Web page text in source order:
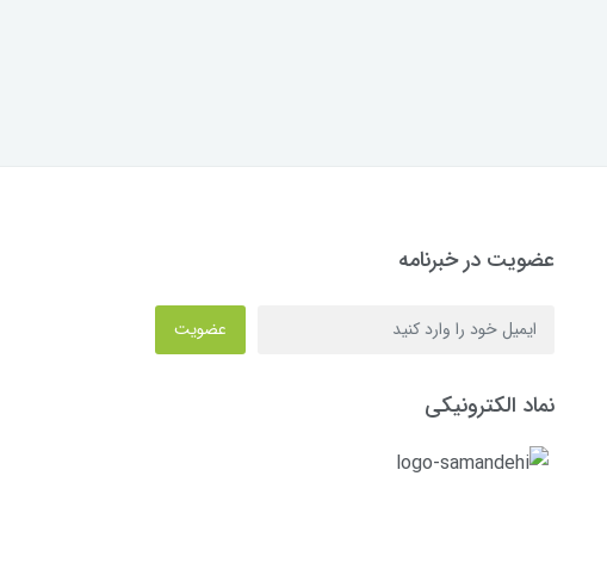
عضویت در خبرنامه
عضویت
نماد الکترونیکی